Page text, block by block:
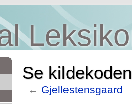
Se
← Gjellestensgaard